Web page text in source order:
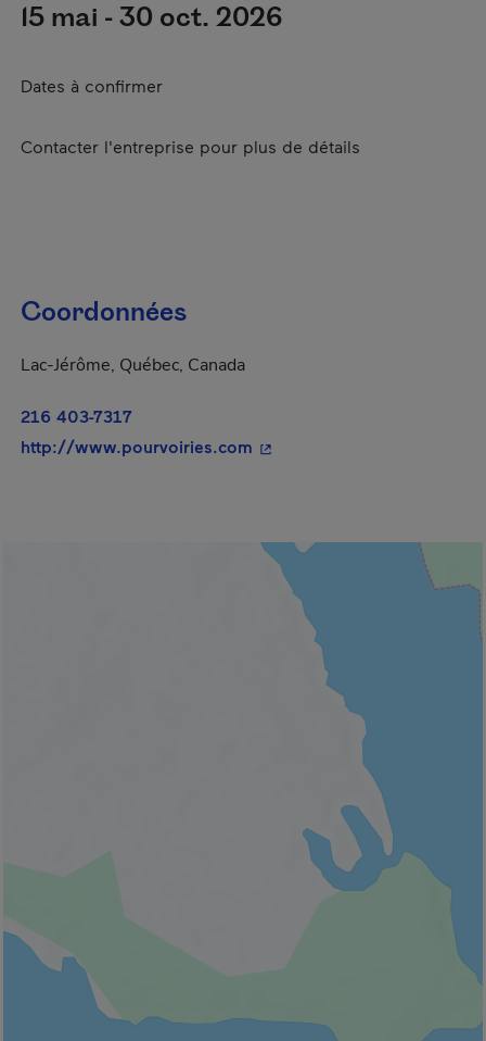
15 mai - 30 oct. 2026
Dates à confirmer
Contacter l'entreprise pour plus de détails
Coordonnées
Lac-Jérôme, Québec, Canada
216 403-7317
http://www.pourvoiries.com - Cet hyperlien s'ouvrira